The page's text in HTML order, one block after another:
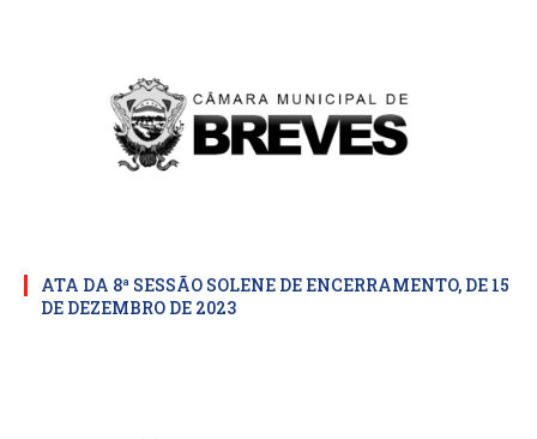
ATA DA 8ª SESSÃO SOLENE DE ENCERRAMENTO, DE 15
DE DEZEMBRO DE 2023